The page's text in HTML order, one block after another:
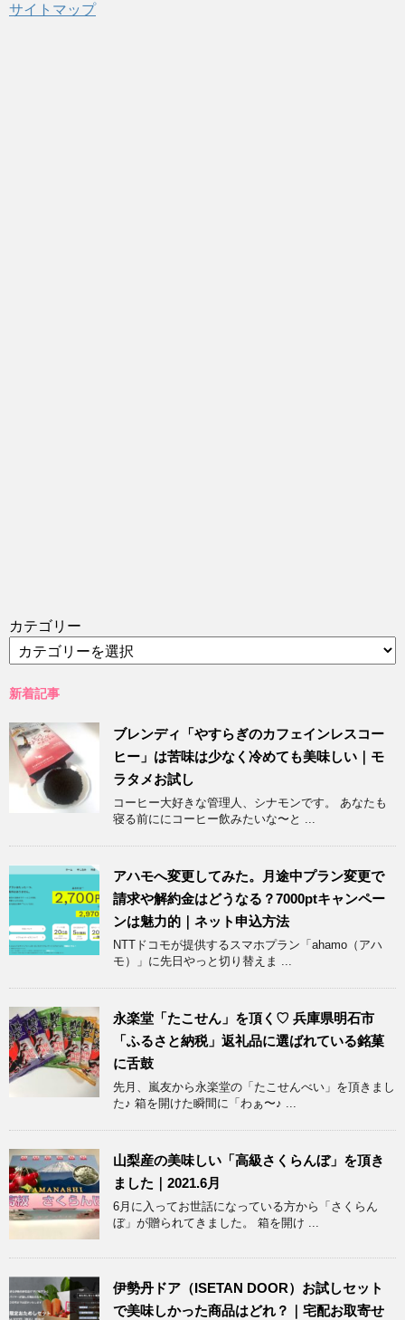
サイトマップ
カテゴリー
新着記事
ブレンディ「やすらぎのカフェインレスコー
ヒー」は苦味は少なく冷めても美味しい｜モ
ラタメお試し
コーヒー大好きな管理人、シナモンです。 あなたも
寝る前ににコーヒー飲みたいな〜と ...
アハモへ変更してみた。月途中プラン変更で
請求や解約金はどうなる？7000ptキャンペー
ンは魅力的｜ネット申込方法
NTTドコモが提供するスマホプラン「ahamo（アハ
モ）」に先日やっと切り替えま ...
永楽堂「たこせん」を頂く♡ 兵庫県明石市
「ふるさと納税」返礼品に選ばれている銘菓
に舌鼓
先月、嵐友から永楽堂の「たこせんべい」を頂きまし
た♪ 箱を開けた瞬間に「わぁ〜♪ ...
山梨産の美味しい「高級さくらんぼ」を頂き
ました｜2021.6月
6月に入ってお世話になっている方から「さくらん
ぼ」が贈られてきました。 箱を開け ...
伊勢丹ドア（ISETAN DOOR）お試しセット
で美味しかった商品はどれ？｜宅配お取寄せ